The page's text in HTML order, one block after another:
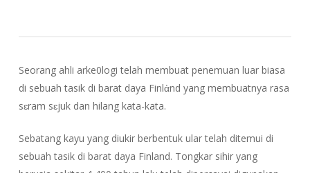
Seorang ahli arke0logi telah membuat penemuan luar biasa
di sebuah tasik di barat daya Finlἀnd yang membuatnya rasa
sɛram sɛjuk dan hilang kata-kata.
Sebatang kayu yang diukir berbentuk ular telah ditemui di
sebuah tasik di barat daya Finland. Tongkar sihir yang